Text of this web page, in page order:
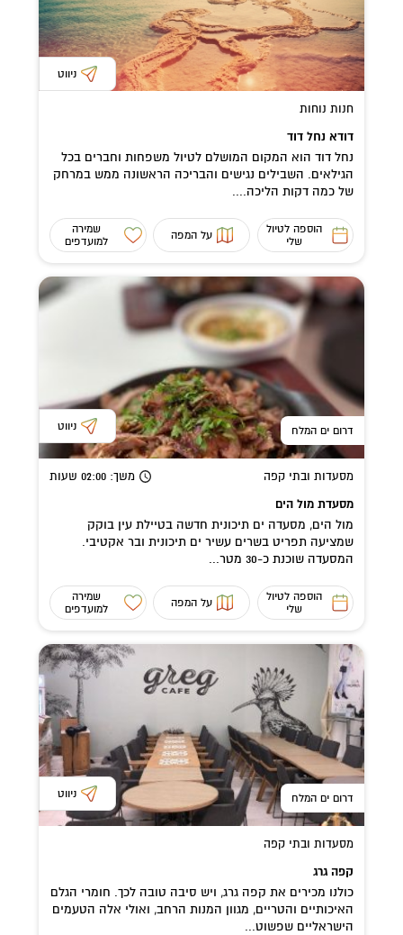
ניווט
חנות נוחות
דודא נחל דוד
נחל דוד הוא המקום המושלם לטיול משפחות וחברים בכל
הגילאים. השבילים נגישים והבריכה הראשונה ממש במרחק
של כמה דקות הליכה....
הוספה לטיול
שלי
על המפה
שמירה
למועדפים
דרום ים המלח ניווט
מסעדות ובתי קפה משך: 02:00 שעות
מסעדת מול הים
מול הים, מסעדה ים תיכונית חדשה בטיילת עין בוקק
שמציעה תפריט בשרים עשיר ים תיכונית ובר אקטיבי.
המסעדה שוכנת כ-30 מטר...
הוספה לטיול
שלי
על המפה
שמירה
למועדפים
דרום ים המלח ניווט
מסעדות ובתי קפה
קפה גרג
כולנו מכירים את קפה גרג, ויש סיבה טובה לכך. חומרי הגלם
האיכותיים והטריים, מגוון המנות הרחב, ואולי אלה הטעמים
הישראליים שפשוט...